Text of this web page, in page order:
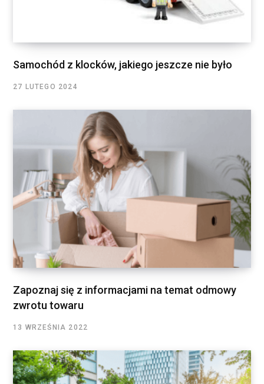
Samochód z klocków, jakiego jeszcze nie było
27 LUTEGO 2024
Zapoznaj się z informacjami na temat odmowy
zwrotu towaru
13 WRZEŚNIA 2022